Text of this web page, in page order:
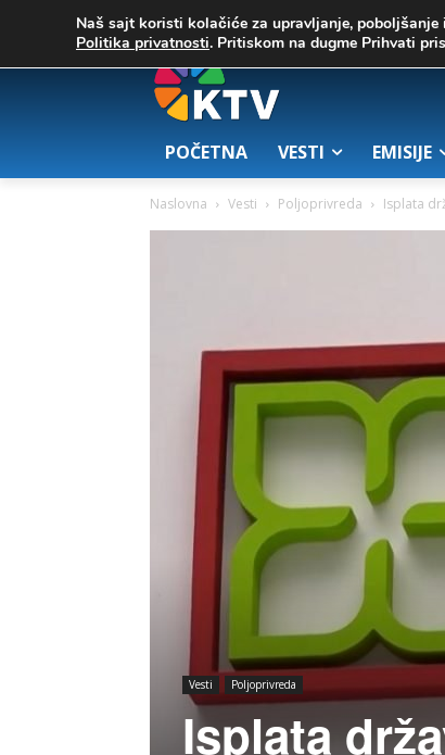
23.7 Zrenjanin 03. август 2026.
POČETNA VESTI EMISIJE
Naslovna Vesti Poljoprivreda Isplata
Vesti Poljoprivreda
Isplata
Naš sajt koristi kolačiće za upravljanje,
Politika privatnosti. Pritiskom na dugme Prihvati